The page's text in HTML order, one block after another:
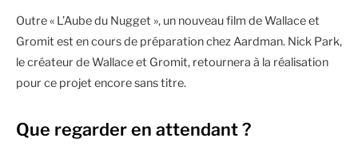
Outre « L’Aube du Nugget », un nouveau film de Wallace et
Gromit est en cours de préparation chez Aardman. Nick Park,
le créateur de Wallace et Gromit, retournera à la réalisation
pour ce projet encore sans titre.
Que regarder en attendant ?